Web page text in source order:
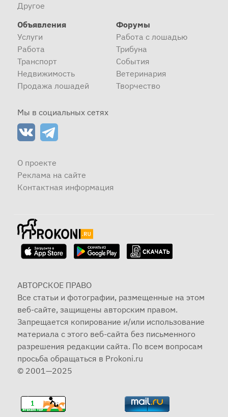
Другое
Объявления
Услуги
Работа
Транспорт
Недвижимость
Продажа лошадей
Форумы
Работа с лошадью
Трибуна
События
Ветеринария
Творчество
Мы в социальных сетях
О проекте
Реклама на сайте
Контактная информация
АВТОРСКОЕ ПРАВО
Все статьи и фотографии, размещенные на этом
веб-сайте, защищены авторским правом.
Запрещается копирование и/или использование
материала с этого веб-сайта без письменного
разрешения редакции сайта. По всем вопросам
просьба обращаться в Prokoni.ru
© 2001—2025